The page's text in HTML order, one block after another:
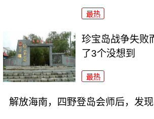
最热
珍宝岛战争失败
了3个没想到
最热
解放海南，四野登岛会师后，发